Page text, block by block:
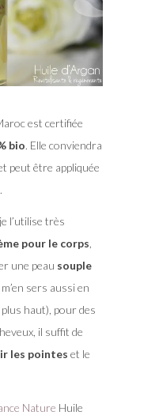
est certifiée
bio. Elle conviendra
et peut être appliquée
.
l’utilise très
pour le corps
une peau souple
sers aussi en
haut), pour des
il suffit de
les pointes et le
Nature Huile